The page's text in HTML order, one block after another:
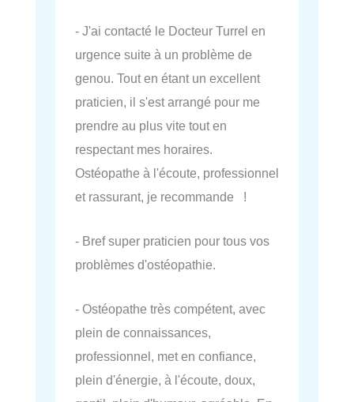
- J'ai contacté le Docteur Turrel en
urgence suite à un problème de
genou. Tout en étant un excellent
praticien, il s'est arrangé pour me
prendre au plus vite tout en
respectant mes horaires.
Ostéopathe à l'écoute, professionnel
et rassurant, je recommande !
- Bref super praticien pour tous vos
problèmes d'ostéopathie.
- Ostéopathe très compétent, avec
plein de connaissances,
professionnel, met en confiance,
plein d'énergie, à l'écoute, doux,